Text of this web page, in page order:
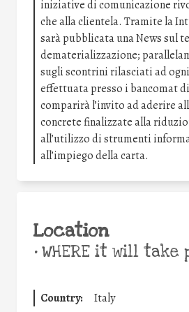
iniziative di comunicazione
che alla clientela. Tramite la
sarà pubblicata una News sul
dematerializzazione;
sugli scontrini rilasciati ad
effettuata presso i bancomat
comparirà l’invito ad aderire
concrete finalizzate alla
all’utilizzo di strumenti
all’impiego della carta.
Location
•WHERE it will take
Country:
Italy